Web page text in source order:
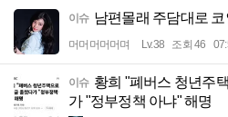
이슈 남편몰래 주담대로
머머머머머며 Lv.38 조회 46
이슈 황희 "폐버스 청년주
가 "정부정책 아냐" 해명